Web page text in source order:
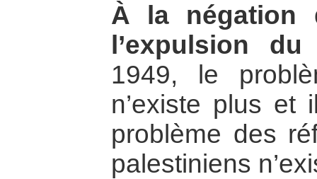
À la négation
l’expulsion
1949, le
n’existe plus et
problème des
palestiniens